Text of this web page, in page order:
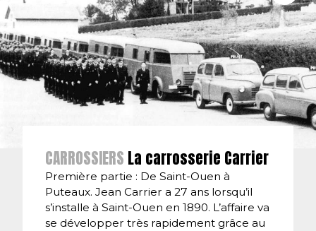
CARROSSIERS La carrosserie Carrier
Première partie : De Saint-Ouen à
Puteaux. Jean Carrier a 27 ans lorsqu’il
s’installe à Saint-Ouen en 1890. L’affaire va
se développer très rapidement grâce au